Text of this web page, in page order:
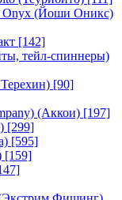
Onyx (Йоши Оникс)
[142]
тейл-спиннеры)
[90]
(Аккои) [197]
[299]
[595]
[159]